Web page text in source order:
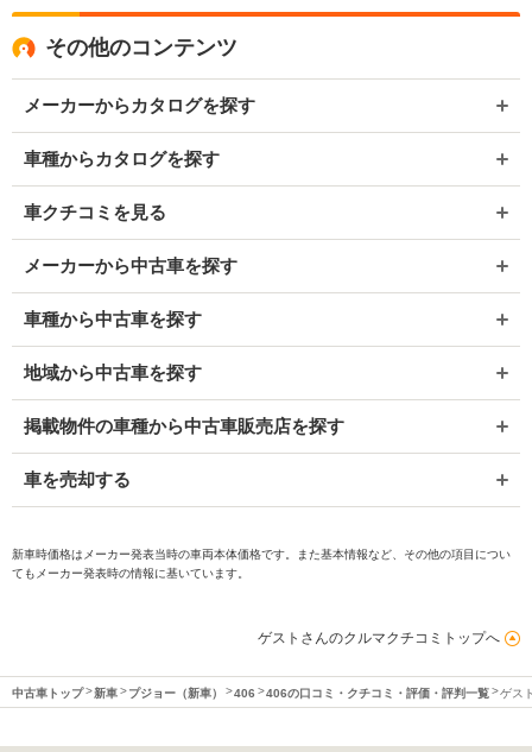
その他のコンテンツ
メーカーからカタログを探す
車種からカタログを探す
車クチコミを見る
メーカーから中古車を探す
車種から中古車を探す
地域から中古車を探す
掲載物件の車種から中古車販売店を探す
車を売却する
新車時価格はメーカー発表当時の車両本体価格です。また基本情報など、その他の項目につい
てもメーカー発表時の情報に基いています。
ゲストさんのクルマクチコミトップへ
中古車トップ 新車 プジョー（新車） 406 406の口コミ・クチコミ・評価・評判一覧 ゲス